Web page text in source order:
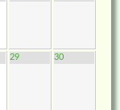
29 30